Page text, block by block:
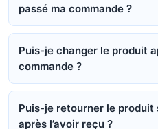
passé ma commande ?
Puis-je changer le produit
commande ?
Puis-je retourner le produit
après l’avoir reçu ?